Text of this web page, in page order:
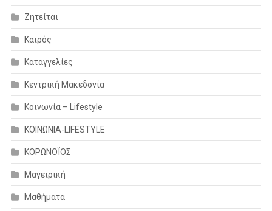
Ζητείται
Καιρός
Καταγγελίες
Κεντρική Μακεδονία
Κοινωνία – Lifestyle
ΚΟΙΝΩΝΙΑ-LIFESTYLE
ΚΟΡΩΝΟΪΟΣ
Μαγειρική
Μαθήματα